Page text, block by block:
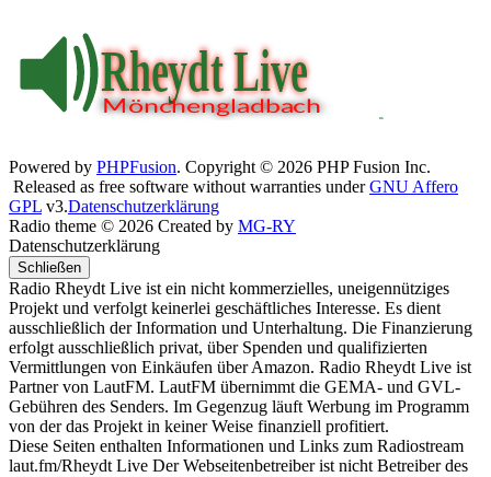
Powered by PHPFusion. Copyright © 2026 PHP Fusion Inc.
Released as free software without warranties underGNU Affero
GPL v3.Datenschutzerklärung
Radio theme © 2026 Created by MG-RY
Datenschutzerklärung
Schließen
Radio Rheydt Live ist ein nicht kommerzielles, uneigennütziges
Projekt und verfolgt keinerlei geschäftliches Interesse. Es dient
ausschließlich der Information und Unterhaltung. Die Finanzierung
erfolgt ausschließlich privat, über Spenden und qualifizierten
Vermittlungen von Einkäufen über Amazon. Radio Rheydt Live ist
Partner von LautFM. LautFM übernimmt die GEMA- und GVL-
Gebühren des Senders. Im Gegenzug läuft Werbung im Programm
von der das Projekt in keiner Weise finanziell profitiert.
Diese Seiten enthalten Informationen und Links zum Radiostream
laut.fm/Rheydt Live Der Webseitenbetreiber ist nicht Betreiber des